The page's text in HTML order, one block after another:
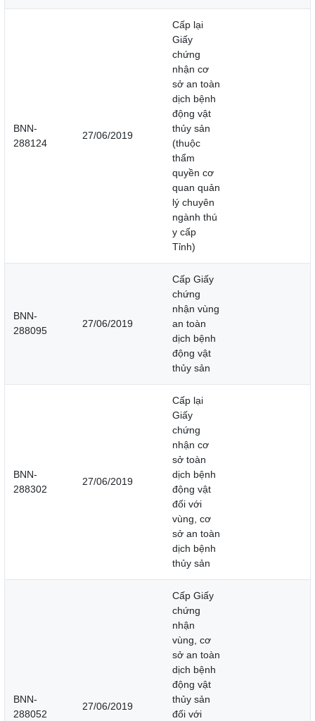
BNN-
288124
27/06/2019
Cấp lại
Giấy
chứng
nhận cơ
sở an toàn
dịch bệnh
động vật
thủy sản
(thuộc
thẩm
quyền cơ
quan quản
lý chuyên
ngành thú
y cấp
Tỉnh)
BNN-
288095
27/06/2019
Cấp Giấy
chứng
nhận vùng
an toàn
dịch bệnh
động vật
thủy sản
BNN-
288302
27/06/2019
Cấp lại
Giấy
chứng
nhận cơ
sở toàn
dịch bệnh
động vật
đối với
vùng, cơ
sở an toàn
dịch bệnh
thủy sản
BNN-
288052
27/06/2019
Cấp Giấy
chứng
nhận
vùng, cơ
sở an toàn
dịch bệnh
động vật
thủy sản
đối với